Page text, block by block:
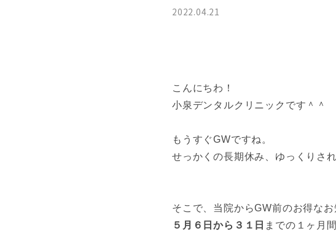
2022.04.21
こんにちわ！
小泉デンタルクリニックです＾＾
もうすぐGWですね。
せっかくの長期休み、ゆっくりさ
そこで、当院からGW前のお得なお
５月６日から３１日 までの１ヶ月間